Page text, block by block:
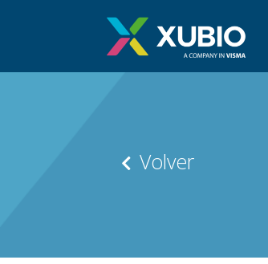
contenido
Volver